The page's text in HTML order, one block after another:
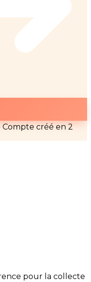
Compte créé en 2
pour la collecte